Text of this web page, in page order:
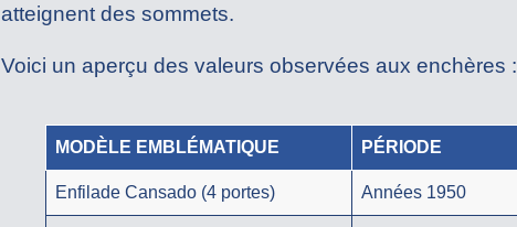
atteignent des sommets.
Voici un aperçu des valeurs observées aux enchères :
MODÈLE EMBLÉMATIQUE PÉRIODE
Enfilade Cansado (4 portes) Années 1950